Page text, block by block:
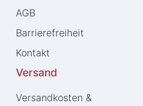
AGB
Barrierefreiheit
Kontakt
Versand
Versandkosten &